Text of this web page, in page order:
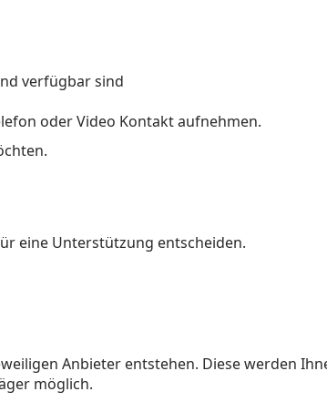
verfügbar sind
oder Video Kontakt aufnehmen.
eine Unterstützung entscheiden.
Anbieter entstehen. Diese werden
möglich.